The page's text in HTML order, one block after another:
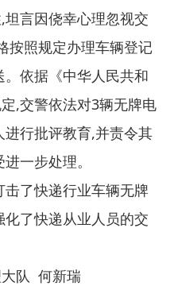
言因侥幸心理忽视交
按照规定办理车辆登记
。依据《中华人民共和
,交警依法对3辆无牌电
行批评教育,并责令其
一步处理。
了快递行业车辆无牌
化了快递从业人员的交
队 何新瑞